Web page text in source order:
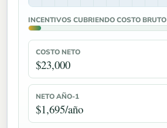
INCENTIVOS CUBRIENDO COSTO BRUTO
COSTO NETO
$23,000
NETO AÑO-1
$1,695/año